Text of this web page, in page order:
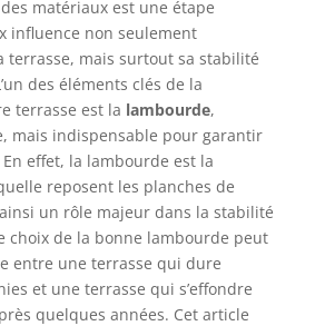
matériaux est une étape
influence non seulement
terrasse, mais surtout sa stabilité
des éléments clés de la
terrasse est la lambourde,
mais indispensable pour garantir
effet, la lambourde est la
reposent les planches de
un rôle majeur dans la stabilité
choix de la bonne lambourde peut
entre une terrasse qui dure
et une terrasse qui s’effondre
quelques années. Cet article